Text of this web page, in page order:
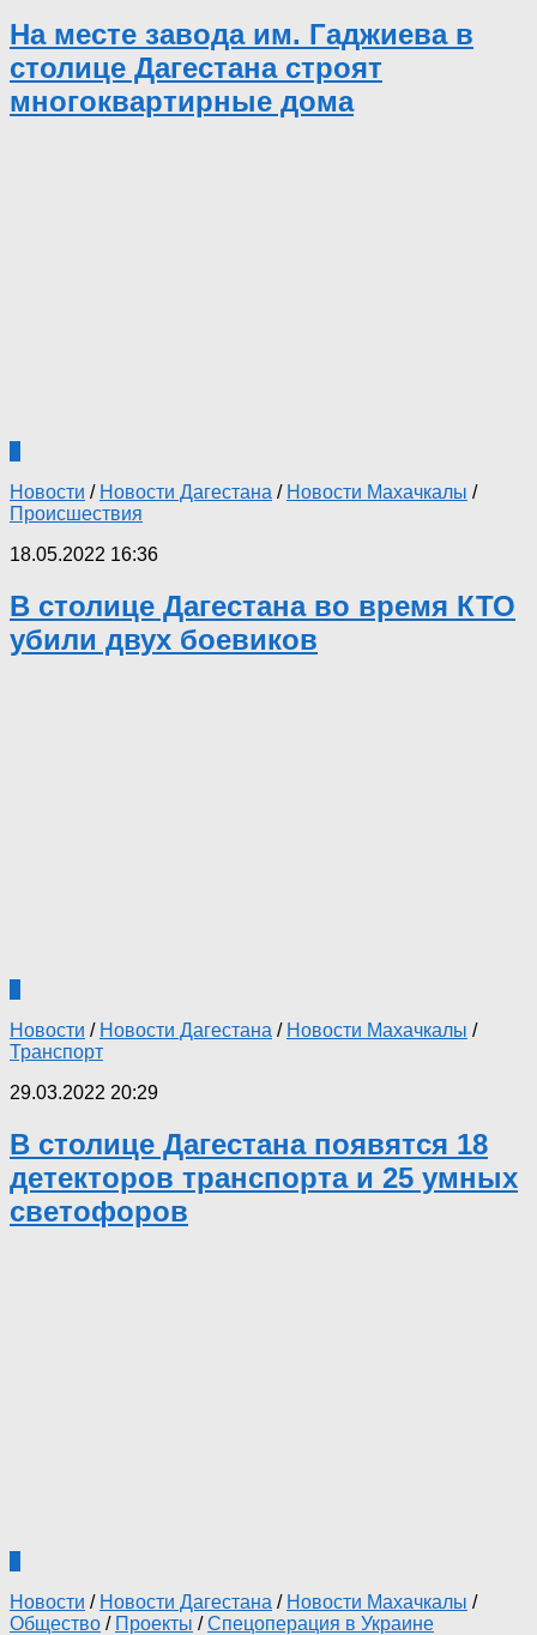
На месте завода им. Гаджиева в
столице Дагестана строят
многоквартирные дома
Новости / Новости Дагестана / Новости Махачкалы /
Происшествия
18.05.2022 16:36
В столице Дагестана во время КТО
убили двух боевиков
Новости / Новости Дагестана / Новости Махачкалы /
Транспорт
29.03.2022 20:29
В столице Дагестана появятся 18
детекторов транспорта и 25 умных
светофоров
Новости / Новости Дагестана / Новости Махачкалы /
Общество / Проекты /Спецоперация в Украине